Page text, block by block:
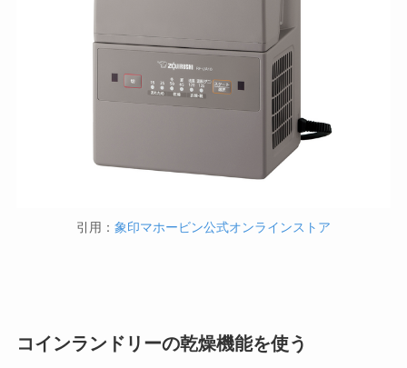
引用： 象印マホービン公式オンラインストア
コインランドリーの乾燥機能を使う